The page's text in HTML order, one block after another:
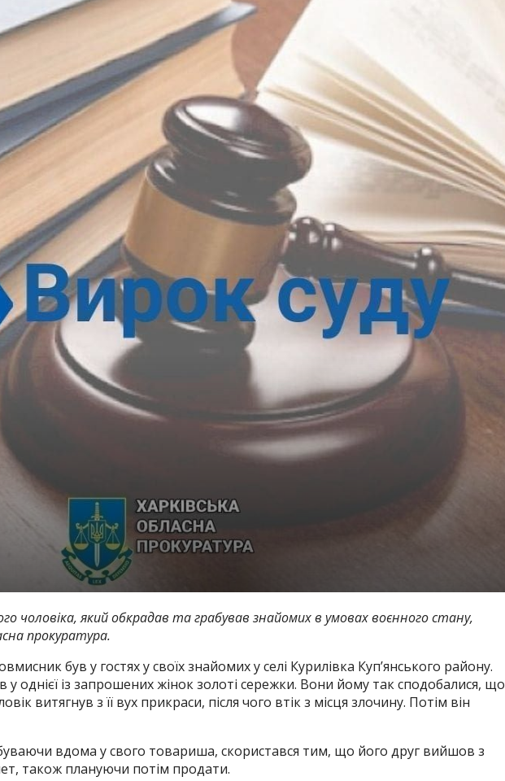
чоловіка, який обкрадав та грабував знайомих в умовах воєнного стану,
прокуратура.
був у гостях у своїх знайомих у селі Курилівка Куп’янського району.
у однієї із запрошених жінок золоті сережки. Вони йому так сподобалися, що
витягнув з її вух прикраси, після чого втік з місця злочину. Потім він
вдома у свого товариша, скористався тим, що його друг вийшов з
також плануючи потім продати.